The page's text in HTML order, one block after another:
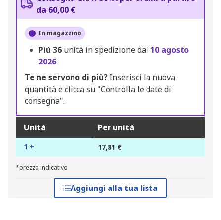
da 60,00 €
In magazzino
Più 36 unità in spedizione dal 10 agosto
2026
Te ne servono di più? Inserisci la nuova
quantità e clicca su "Controlla le date di
consegna".
Unità Per unità
1 + 17,81 €
*prezzo indicativo
Aggiungi alla tua lista